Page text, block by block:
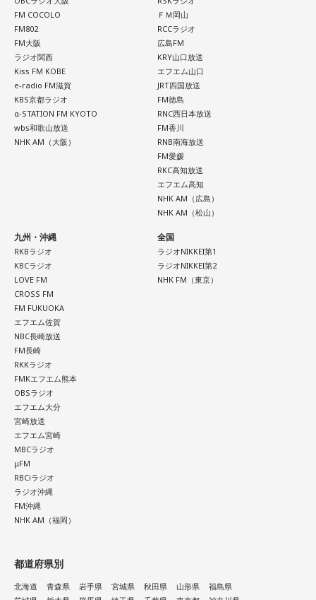
FM COCOLO
FM802
FM大阪
ラジオ関西
Kiss FM KOBE
e-radio FM滋賀
KBS京都ラジオ
α-STATION FM KYOTO
wbs和歌山放送
NHK AM（大阪）
ＦＭ岡山
RCCラジオ
広島FM
KRY山口放送
エフエム山口
JRT四国放送
FM徳島
RNC西日本放送
FM香川
RNB南海放送
FM愛媛
RKC高知放送
エフエム高知
NHK AM（広島）
NHK AM（松山）
九州・沖縄
RKBラジオ
KBCラジオ
LOVE FM
CROSS FM
FM FUKUOKA
エフエム佐賀
NBC長崎放送
FM長崎
RKKラジオ
FMKエフエム熊本
OBSラジオ
エフエム大分
宮崎放送
エフエム宮崎
MBCラジオ
μFM
RBCiラジオ
ラジオ沖縄
FM沖縄
NHK AM（福岡）
全国
ラジオNIKKEI第1
ラジオNIKKEI第2
NHK FM（東京）
都道府県別
北海道 青森県 岩手県 宮城県 秋田県 山形県
福島県